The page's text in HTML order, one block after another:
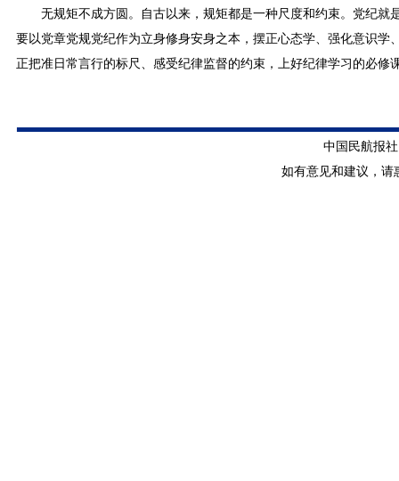
无规矩不成方圆。自古以来，规矩都是一种尺度和约束。党纪
要以党章党规党纪作为立身修身安身之本，摆正心态学、强化意识
正把准日常言行的标尺、感受纪律监督的约束，上好纪律学习的必
中国民航报
如有意见和建议，请